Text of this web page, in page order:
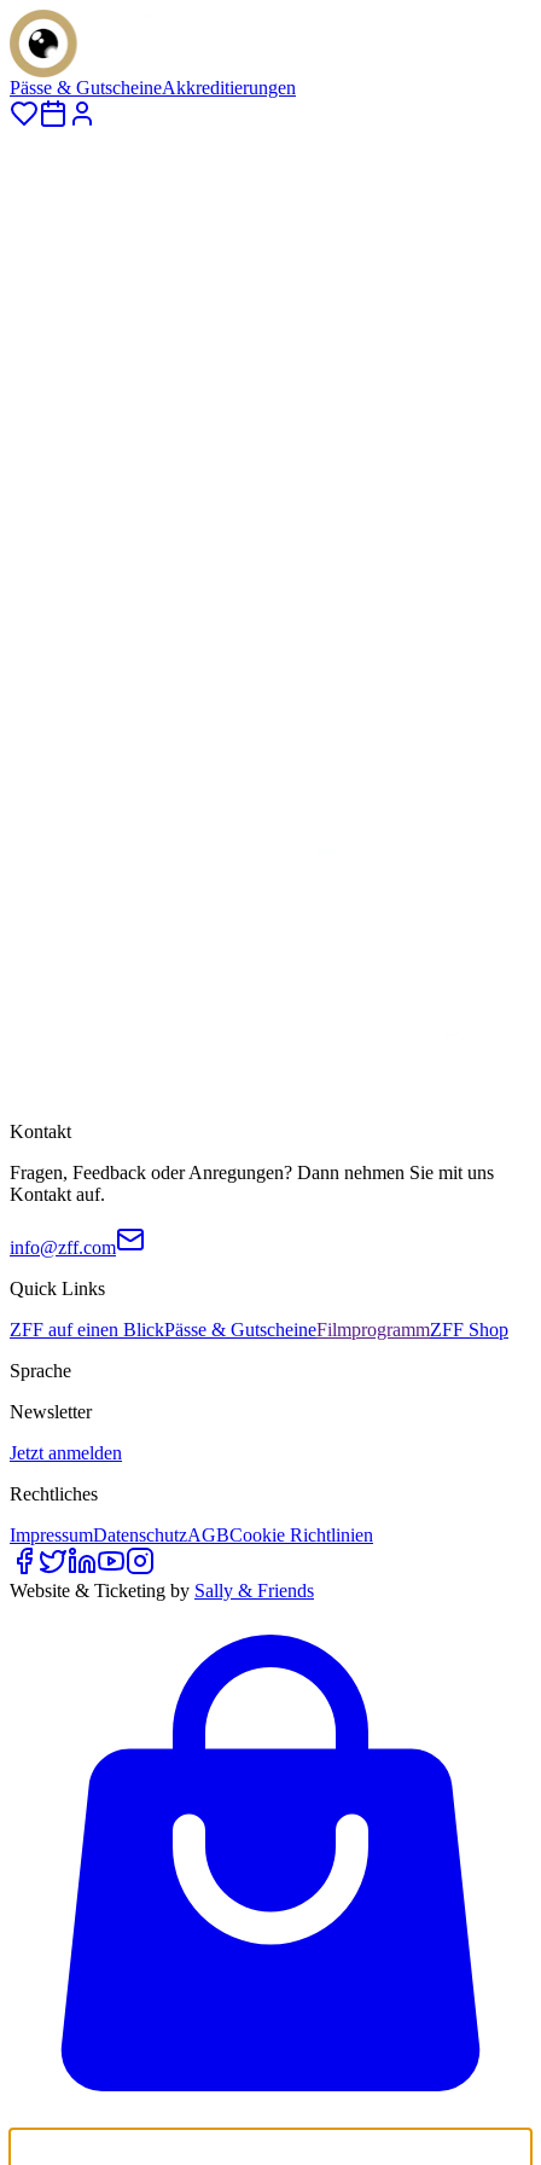
Pässe & GutscheineAkkreditierungen
Kontakt
Fragen, Feedback oder Anregungen? Dann nehmen Sie mit uns
Kontakt auf.
info@zff.com
Quick Links
ZFF auf einen BlickPässe & GutscheineFilmprogrammZFF Shop
Sprache
Newsletter
Jetzt anmelden
Rechtliches
ImpressumDatenschutzAGBCookie Richtlinien
Website & Ticketing by Sally & Friends